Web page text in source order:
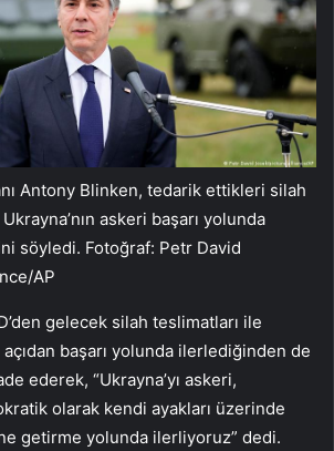
Antony Blinken, tedarik ettikleri silah
askeri başarı yolunda
söyledi. Fotoğraf: Petr David
AP
gelecek silah teslimatları ile
açıdan başarı yolunda ilerlediğinden de
ederek, “Ukrayna’yı askeri,
olarak kendi ayakları üzerinde
getirme yolunda ilerliyoruz” dedi.